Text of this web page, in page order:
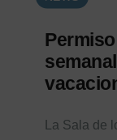
La Sala de